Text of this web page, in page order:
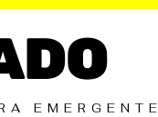
EMERGENTE